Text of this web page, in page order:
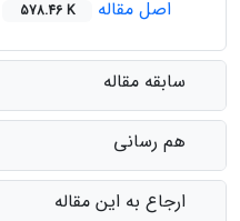
اصل مقاله
578.46 K
سابقه مقاله
هم رسانی
ارجاع به این مقاله